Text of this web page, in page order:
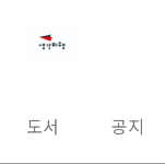
도서 공지